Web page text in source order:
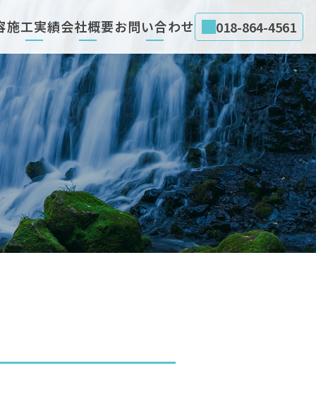
施工実績会社概要お問い合わせ 018-864-4561